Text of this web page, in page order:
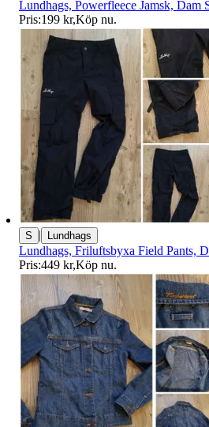
Lundhags, Powerfleece Jamsk, Dam
Pris:199 kr,Köp nu.
S | Lundhags
Lundhags, Friluftsbyxa Field Pants,
Pris:449 kr,Köp nu.